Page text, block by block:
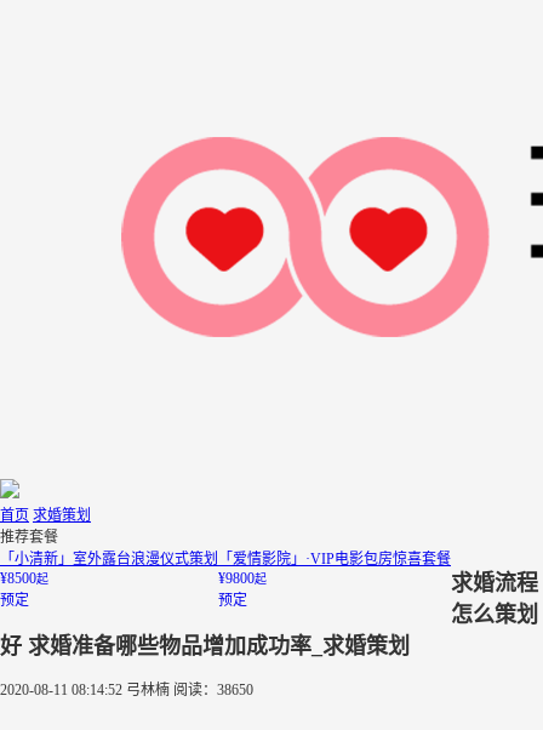
首页 求婚策划
推荐套餐
「小清新」室外露台浪漫仪式策划
¥8500起
预定
「爱情影院」·VIP电影包房惊喜套餐
¥9800起
预定
求婚流程
怎么策划
好 求婚准备哪些物品增加成功率_求婚策划
2020-08-11 08:14:52 弓林楠 阅读：38650